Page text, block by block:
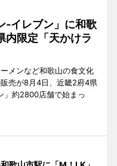
-イレブン」に和歌
限定「天かけラ
メンなど和歌山の食文化
売が8月4日、近畿2府4県
」約2800店舗で始まっ